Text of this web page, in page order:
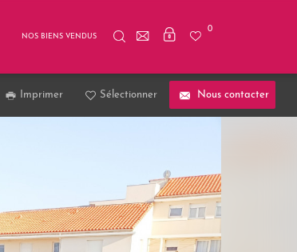
NOS BIENS VENDUS
0
Imprimer Sélectionner Nous contacter